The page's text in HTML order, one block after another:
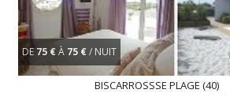
DE 75 €À 75 €/ NUIT
BISCARROSSSE PLAGE (40)